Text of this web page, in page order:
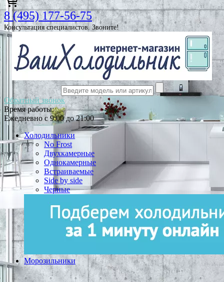
8 (495) 177-56-75
Консультация специалистов. Звоните!
Обратный звонок
Время работы:
Ежедневно с 9:00 до 21:00
Холодильники
No Frost
Двухкамерные
Однокамерные
Встраиваемые
Side by side
Черные
Морозильники